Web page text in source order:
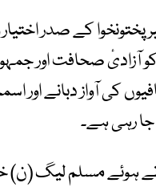
کے صدر
آزادیٔ صحافت اور
کی آواز دبانے اور
رہی ہے۔
ہوئے مسلم لیگ (ن)